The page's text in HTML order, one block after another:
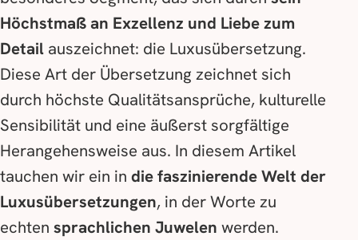
Höchstmaß an Exzellenz und Liebe zum
Detail auszeichnet: die Luxusübersetzung.
Diese Art der Übersetzung zeichnet sich
durch höchste Qualitätsansprüche, kulturelle
Sensibilität und eine äußerst sorgfältige
Herangehensweise aus. In diesem Artikel
tauchen wir ein in die faszinierende Welt der
Luxusübersetzungen, in der Worte zu
echten sprachlichen Juwelen werden.